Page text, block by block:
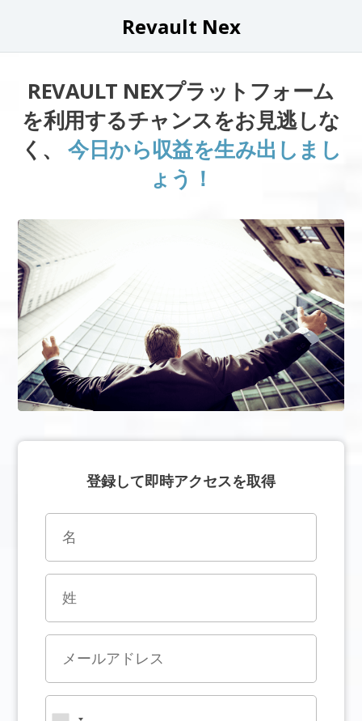
Revault Nex
REVAULT NEXプラットフォーム
を利用するチャンスをお見逃しな
く、今日から収益を生み出しまし
ょう！
登録して即時アクセスを取得